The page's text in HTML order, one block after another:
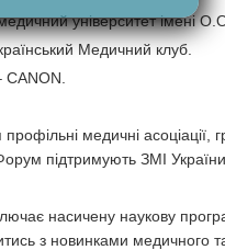
університет імені
Медичний клуб.
CANON.
медичні
підтримують ЗМІ
насичену наукову
з новинками